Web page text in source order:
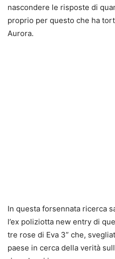
nascondere le risposte di
proprio per questo che ha
Aurora.
In questa forsennata ricerca
l’ex poliziotta new entry di
tre rose di Eva 3” che,
paese in cerca della verità